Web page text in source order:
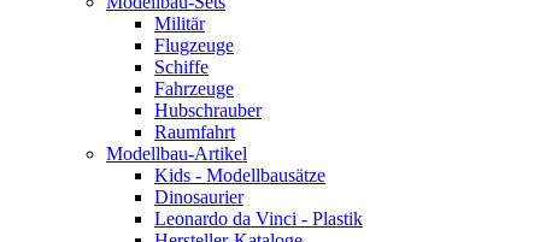
Militär
Flugzeuge
Schiffe
Fahrzeuge
Hubschrauber
Raumfahrt
Modellbau-Artikel
Kids - Modellbausätze
Dinosaurier
Leonardo da Vinci - Plastik